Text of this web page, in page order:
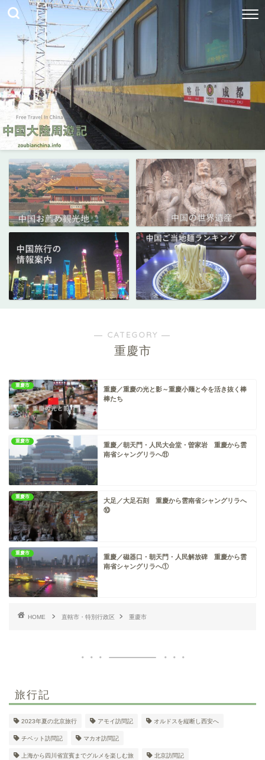
― CATEGORY ―
重慶市
重慶市
重慶／重慶の光と影～重慶小麺と今を活き抜く棒
棒たち
重慶市
重慶／朝天門・人民大会堂・曽家岩 重慶から雲
南省シャングリラへ⑪
重慶市
大足／大足石刻 重慶から雲南省シャングリラへ
⑩
重慶市
重慶／磁器口・朝天門・人民解放碑 重慶から雲
南省シャングリラへ①
HOME 直轄市・特別行政区 重慶市
旅行記
2023年夏の北京旅行 アモイ訪問記 オルドスを縦断し西安へ
チベット訪問記 マカオ訪問記
上海から四川省宜賓までグルメを楽しむ旅 北京訪問記